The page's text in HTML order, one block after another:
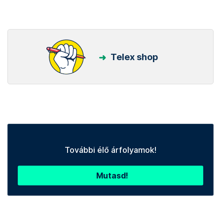
Telex shop
További élő árfolyamok!
Mutasd!